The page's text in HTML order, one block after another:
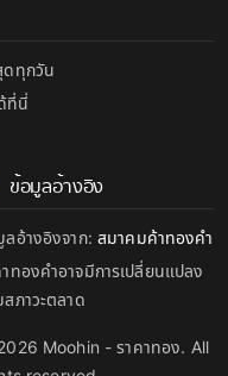
ดทุกวัน
ที่นี่
ข้อมูลอ้างอิง
ลอ้างอิงจาก: สมาคมค้าทองคำ
ทองคำอาจมีการเปลี่ยนแปลง
สภาวะตลาด
Moohin - ราคาทอง. All